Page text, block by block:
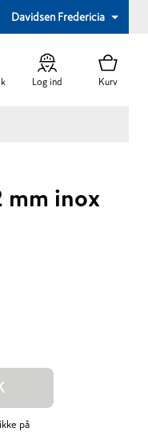
Davidsen Fredericia
Log ind Kurv
mm inox
på